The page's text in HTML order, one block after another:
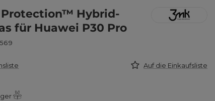
Protection™ Hybrid-
für Huawei P30 Pro
Auf die Einkaufsliste